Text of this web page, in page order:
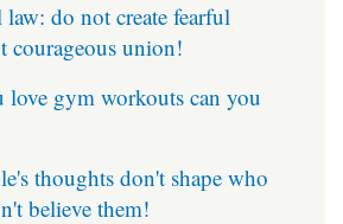
law: do not create fearful
courageous union!
gym workouts can you
thoughts don't shape who
believe them!